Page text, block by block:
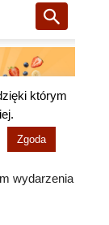
wydarzenia